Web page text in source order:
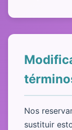
Nos
sustituir